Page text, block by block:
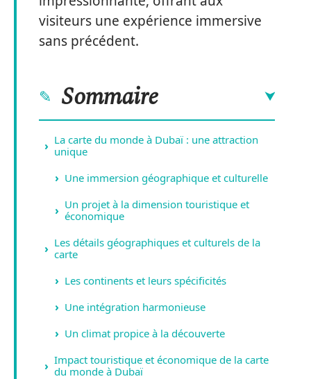
visiteurs une expérience immersive
sans précédent.
Sommaire
La carte du monde à Dubaï : une attraction
unique
Une immersion géographique et culturelle
Un projet à la dimension touristique et
économique
Les détails géographiques et culturels de la
carte
Les continents et leurs spécificités
Une intégration harmonieuse
Un climat propice à la découverte
Impact touristique et économique de la carte
du monde à Dubaï